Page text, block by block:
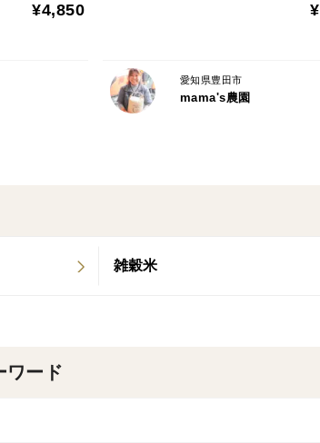
雑穀米
¥4,850
愛知県豊田市
mama's農園
ワード